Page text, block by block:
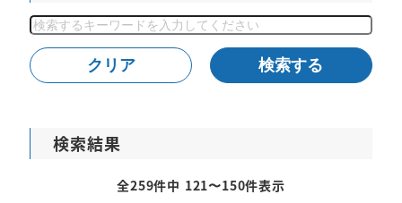
検
索
クリア 検索する
検索結果
全259件中 121〜150件表示